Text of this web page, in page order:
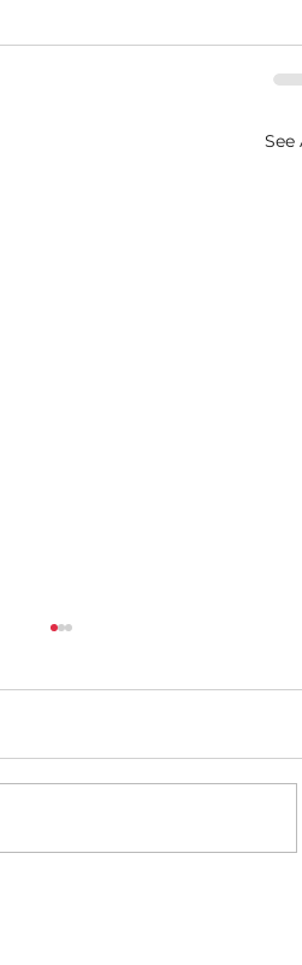
See